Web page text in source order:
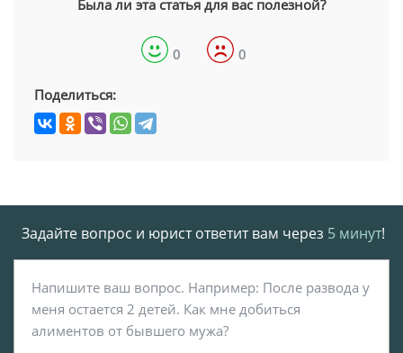
Была ли эта статья для вас полезной?
0 0
Поделиться:
Задайте вопрос и юрист ответит вам через 5 минут!